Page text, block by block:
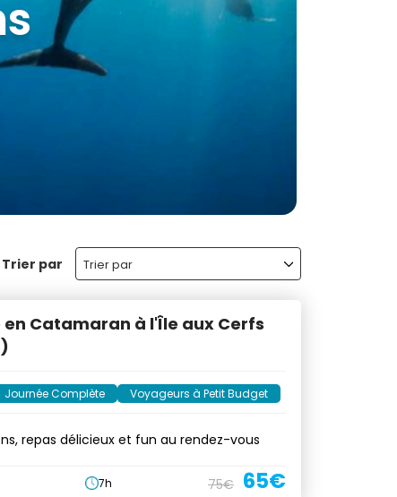
Trier par Trier par
en Catamaran à l'Île aux Cerfs
Journée Complète Voyageurs à Petit Budget
repas délicieux et fun au rendez-vous
7h 75€ 65€